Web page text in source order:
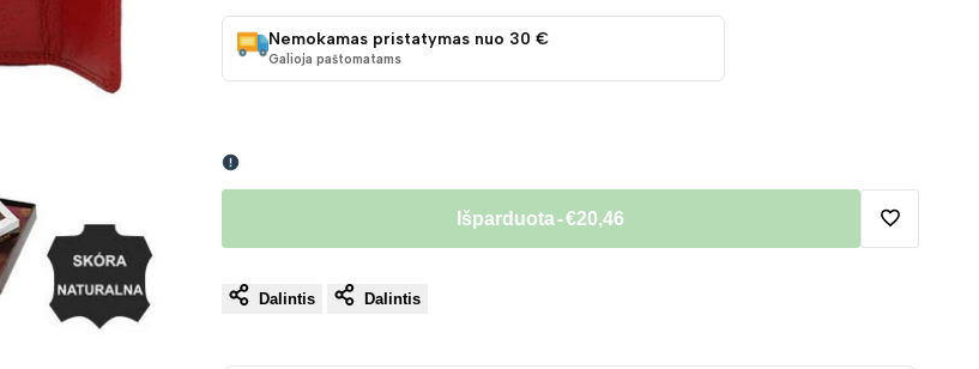
Nemokamas pristatymas nuo 30 €
Galioja paštomatams
Išparduota-€20,46
Pridėti
norų
Dalintis Dalintis